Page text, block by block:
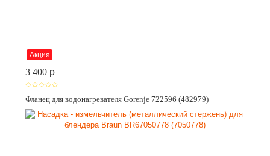
Акция
3 400 p
Фланец для водонагревателя Gorenje 722596 (482979)